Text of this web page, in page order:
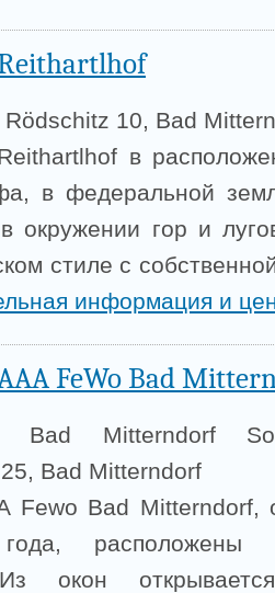
Rödschitz 10, Bad
в
в федеральной
окружении гор и
стиле с
информация и
FeWo Bad
Bad Mitterndorf
Bad Mitterndorf
Fewo Bad Mitterndorf,
Из окон